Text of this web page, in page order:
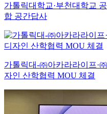
가톨릭대학교·부천대학교
합 공간답사
가톨릭대-㈜아카라라이프·
자인 산학협력 MOU 체결